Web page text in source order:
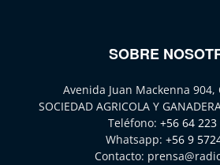
SOBRE
Avenida Juan Mackenna
SOCIEDAD AGRICOLA Y
Teléfono: +56 64 223
Whatsapp: +56 9
Contacto: